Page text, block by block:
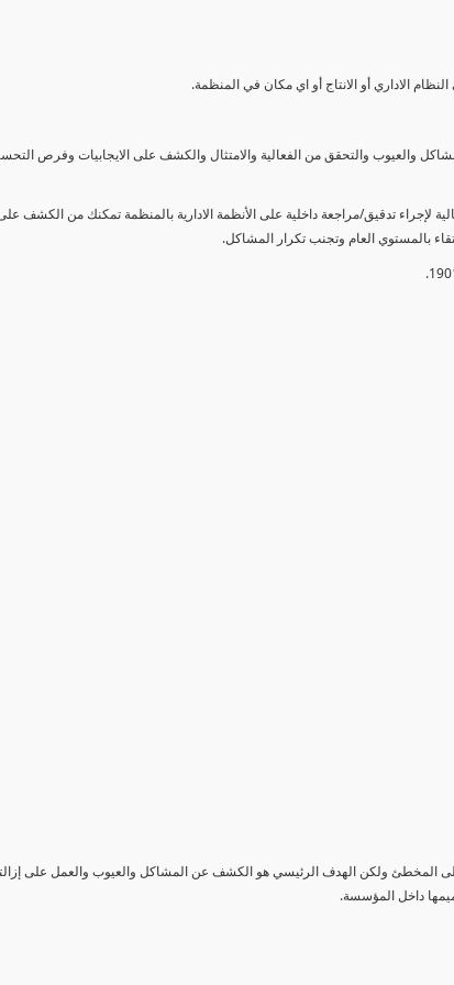
الاداري أو الانتاج أو اي مكان في المنظمة.
والعيوب والتحقق من الفعالية والامتثال والكشف على الايجابيات وفرص
لإجراء تدقيق/مراجعة داخلية على الأنظمة الادارية بالمنظمة تمكنك من الكشف
بالمستوي العام وتجنب تكرار المشاكل.
المخطئ ولكن الهدف الرئيسي هو الكشف عن المشاكل والعيوب والعمل على
داخل المؤسسة.